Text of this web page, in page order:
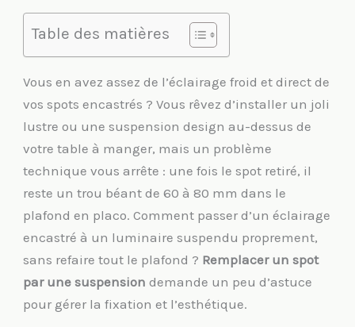
Table des matières
Vous en avez assez de l’éclairage froid et direct de
vos spots encastrés ? Vous rêvez d’installer un joli
lustre ou une suspension design au-dessus de
votre table à manger, mais un problème
technique vous arrête : une fois le spot retiré, il
reste un trou béant de 60 à 80 mm dans le
plafond en placo. Comment passer d’un éclairage
encastré à un luminaire suspendu proprement,
sans refaire tout le plafond ? Remplacer un spot
par une suspension demande un peu d’astuce
pour gérer la fixation et l’esthétique.